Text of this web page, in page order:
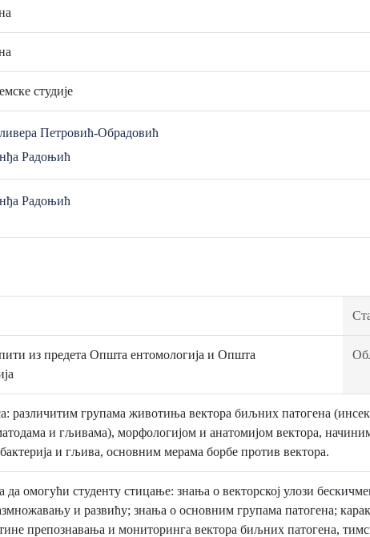
студије
Петровић-Обрадовић
Радоњић
Радоњић
из предета Општа ентомологија и Општа
различитим групама животиња вектора биљних патогена
и гљивама), морфологијом и анатомијом вектора,
и гљива, основним мерама борбе против вектора.
да омогући студенту стицање: знања о векторској улози
и развићу; знања о основним групама патогена;
препознавања и мониторинга вектора биљних патогена,